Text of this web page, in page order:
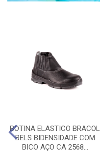
BOTINA ELASTICO BRACOL
BELS BIDENSIDADE COM
BICO AÇO CA 2568...